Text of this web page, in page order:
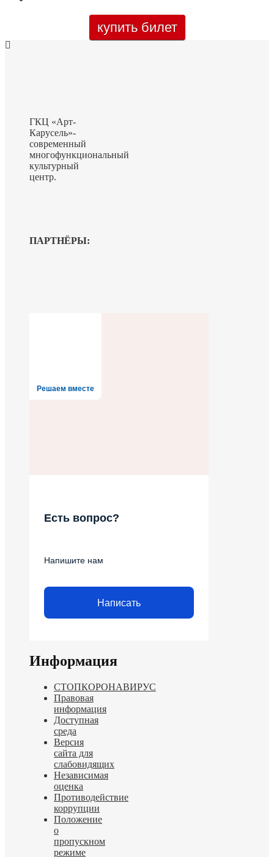
купить билет
ГКЦ «Арт-
Карусель»-
современный
многофункциональный
культурный
центр.
ПАРТНЁРЫ:
Решаем вместе
Есть вопрос?
Напишите нам
Написать
Информация
СТОПКОРОНАВИРУС
Правовая
информация
Доступная
среда
Версия
сайта для
слабовидящих
Независимая
оценка
Противодействие
коррупции
Положение
о
пропускном
режиме